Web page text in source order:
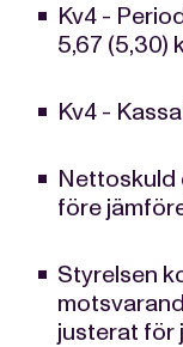
Kv4 -
5,67 (5,30)
Kv4 -
Nettoskuld
före
Styrelsen
justerat för